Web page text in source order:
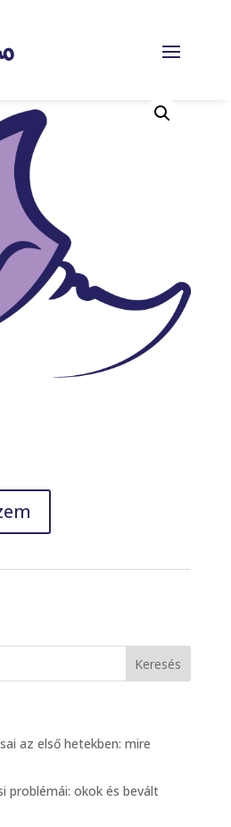
az első hetekben: mire
problémái: okok és bevált